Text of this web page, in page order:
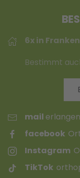
6x in Franken
Bestimmt
mail
facebook
Instagram
TikTok